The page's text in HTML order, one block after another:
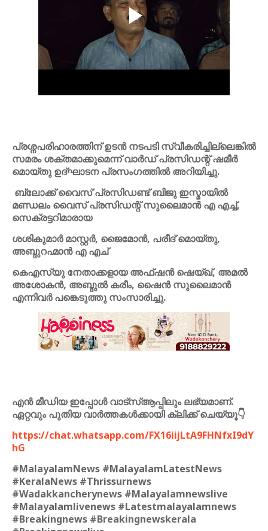
പ്രശ്നപരിഹാരത്തിന് ഉടൻ നടപടി സ്വീകരിച്ചില്ലെങ്കിൽ
സമരം ശക്തമാക്കുമെന്ന് വാർഡ് പ്രസിഡന്റ് ഷമീർ
മൊയ്തു ഉദ്ഘാടന പ്രസംഗത്തിൽ അറിയിച്ചു.
ബ്ലോക്ക് വൈസ് പ്രസിഡണ്ട് ബിജു ഇസ്മായിൽ
മണ്ഡലം വൈസ് പ്രസിഡന്റ് സുലൈമാൻ എ എച്ച്,
സെക്രട്ടറിമാരായ
ശശികുമാർ മാസ്റ്റർ, ജൈമോൻ, പരീദ് മൊയ്തു,
അബ്ദുറഹ്മാൻ എ എച്
കെഎസ്‌യു നേതാക്കളായ അഫ്ഷൻ ഷെയ്ഖ്, അമൽ
അശോകൻ, അബ്ദുൽ കരീം, ഷൈൻ സുലൈമാൻ
എന്നിവർ പങ്കെടുത്തു സംസാരിച്ചു.
എൻ മീഡിയ ഇപ്പോൾ വാട്സ്ആപ്പിലും ലഭ്യമാണ്.
ഏറ്റവും പുതിയ വാർത്തകൾക്കായി ക്ലിക്ക് ചെയ്യൂ👇
https://chat.whatsapp.com/FX16iijLtA9FHNfxI9dY
hG
#MalayalamNews #MalayalamLatestNews
#KeralaNews #Thrissurnews
#Wadakkancherynews #Malayalamnewslive
#Malayalamlivenews #Latestmalayalamnews
#Breakingnews #Breakingnewskerala